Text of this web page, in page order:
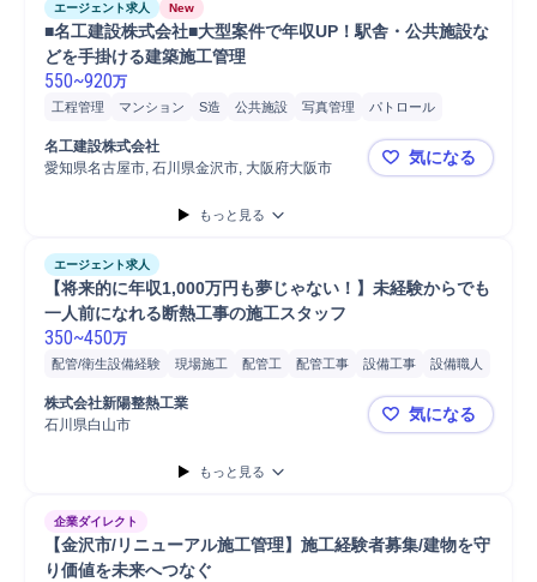
エージェント求人 New
■名工建設株式会社■大型案件で年収UP！駅舎・公共施設な
どを手掛ける建築施工管理
550~920万
工程管理 マンション S造 公共施設 写真管理
パトロール
安全管理
マネジメント
施工管理技士
名工建設株式会社
愛知県名古屋市, 石川県金沢市, 大阪府大阪市
■名工建設
気になる
もっと見る
エージェント求人
【将来的に年収1,000万円も夢じゃない！】未経験からでも
一人前になれる断熱工事の施工スタッフ
350~450万
配管/衛生設備経験 現場施工 配管工 配管工事 設備工事
設備職人
設備管理
吹付職人
造園職人
電気職人
建築板金職人
配管工事プラント施工管理
株式会社新陽整熱工業
石川県白山市
【将来的に
気になる
もっと見る
企業ダイレクト
【金沢市/リニューアル施工管理】施工経験者募集/建物を守
り価値を未来へつなぐ